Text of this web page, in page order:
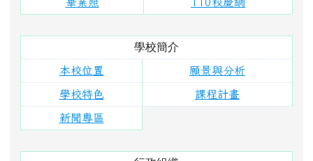
行政組織
校長室 教導處
總務處 幼兒園
單位分機
學校活動